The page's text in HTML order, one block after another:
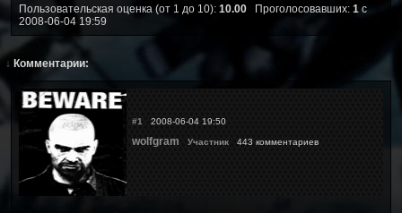
Пользовательская оценка (от 1 до 10): 10.00 Проголосовавших: 1 с
2008-06-04 19:59
↓ Комментарии:
#1 2008-06-04 19:50
wolfgram Участник 443 комментариев